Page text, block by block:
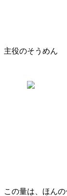
主役のそうめん
この量は、ほん